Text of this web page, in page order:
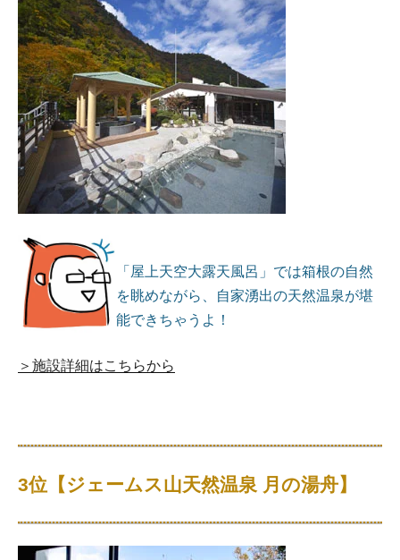
「屋上天空大露天風呂」では箱根の自然
を眺めながら、自家湧出の天然温泉が堪
能できちゃうよ！
＞施設詳細はこちらから
3位【ジェームス山天然温泉 月の湯舟】